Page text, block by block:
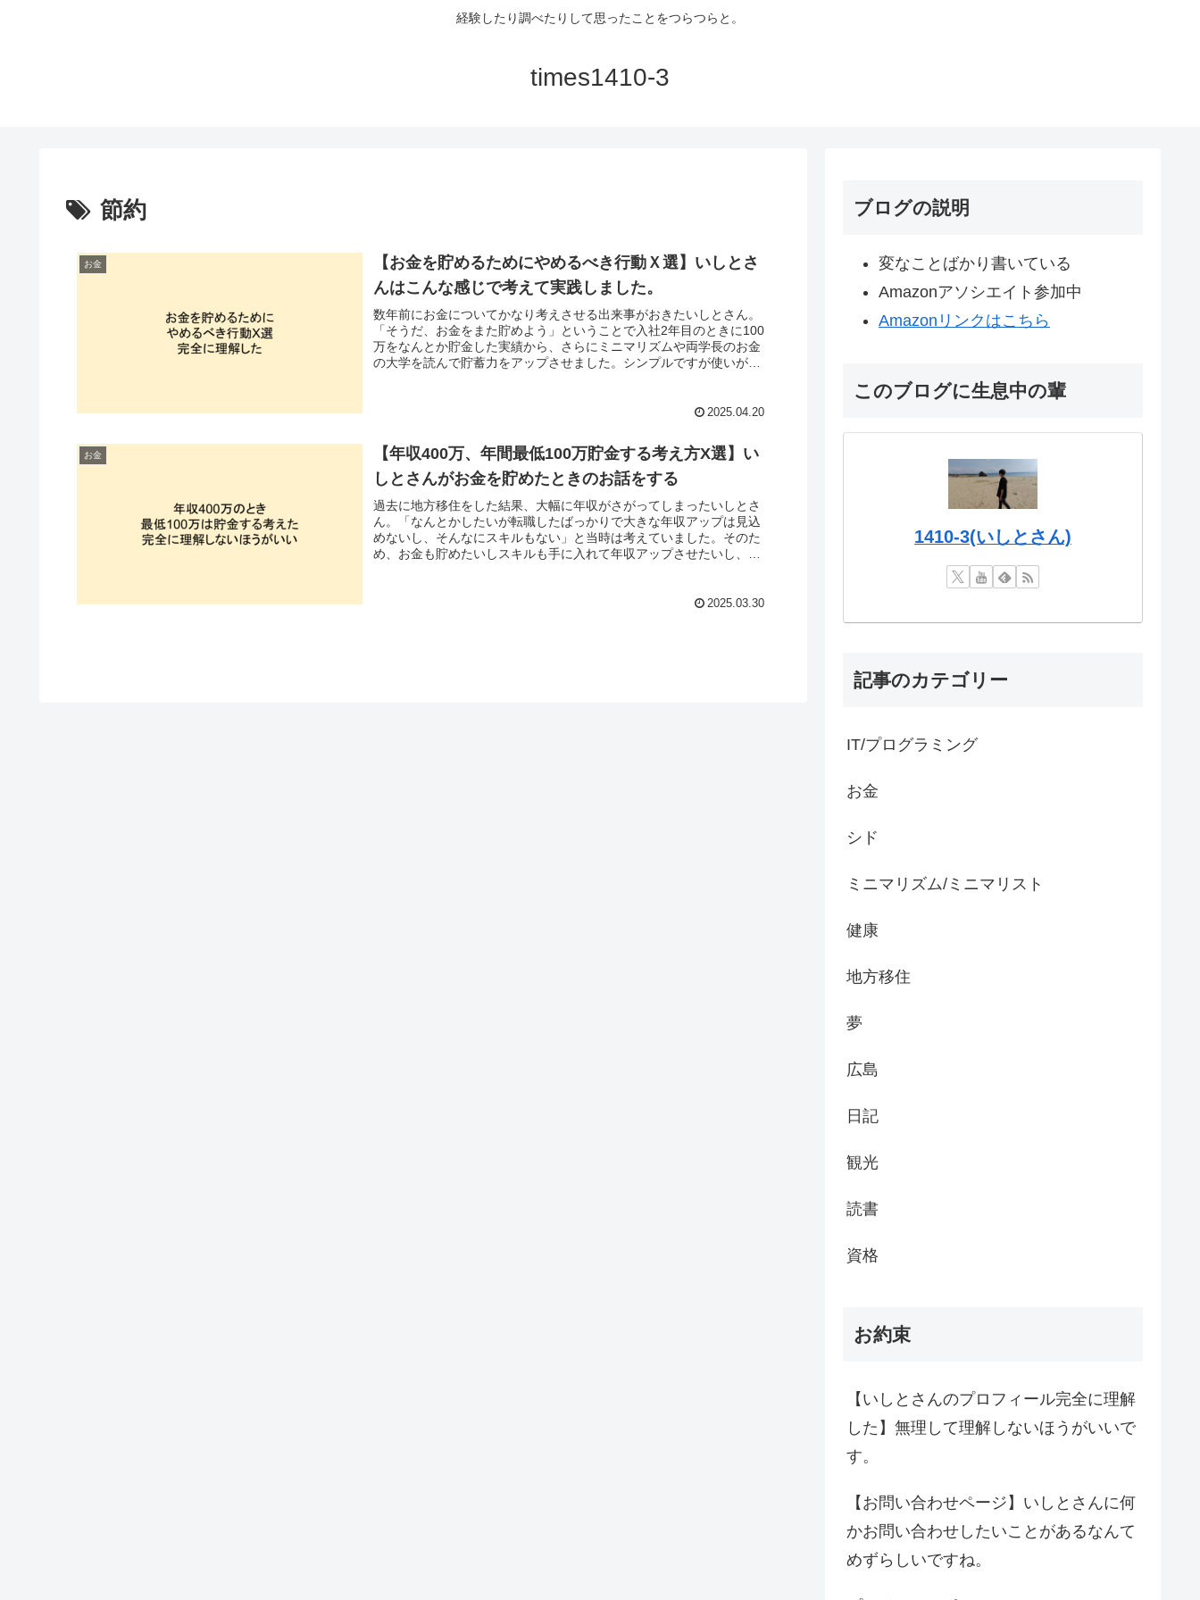
経験したり調べたりして思ったことをつらつらと。
times1410-3
節約
お金
【お金を貯めるためにやめるべき行動Ｘ選】いしとさ
んはこんな感じで考えて実践しました。
数年前にお金についてかなり考えさせる出来事がおきたいしとさん。
「そうだ、お金をまた貯めよう」ということで入社2年目のときに100
万をなんとか貯金した実績から、さらにミニマリズムや両学長のお金
の大学を読んで貯蓄力をアップさせました。シンプルですが使いがち
2025.04.20
お金
【年収400万、年間最低100万貯金する考え方X選】い
しとさんがお金を貯めたときのお話をする
過去に地方移住をした結果、大幅に年収がさがってしまったいしとさ
ん。「なんとかしたいが転職したばっかりで大きな年収アップは見込
めないし、そんなにスキルもない」と当時は考えていました。そのた
め、お金も貯めたいしスキルも手に入れて年収アップさせたいし、ど
2025.03.30
ブログの説明
変なことばかり書いている
Amazonアソシエイト参加中
Amazonリンクはこちら
このブログに生息中の輩
1410-3(いしとさん)
記事のカテゴリー
IT/プログラミング
お金
シド
ミニマリズム/ミニマリスト
健康
地方移住
夢
広島
日記
観光
読書
資格
お約束
【いしとさんのプロフィール完全に理解
した】無理して理解しないほうがいいで
す。
【お問い合わせページ】いしとさんに何
かお問い合わせしたいことがあるなんて
めずらしいですね。